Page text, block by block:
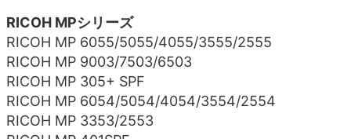
RICOH MPシリーズ
RICOH MP 6055/5055/4055/3555/2555
RICOH MP 9003/7503/6503
RICOH MP 305+ SPF
RICOH MP 6054/5054/4054/3554/2554
RICOH MP 3353/2553